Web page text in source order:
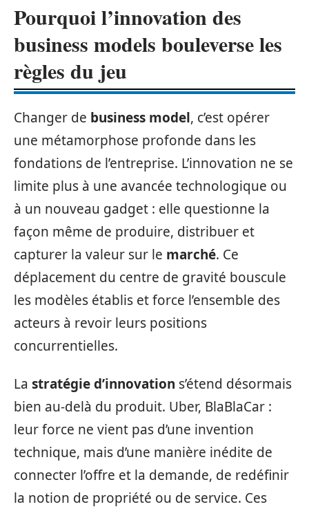
Pourquoi l’innovation des
business models bouleverse les
règles du jeu
Changer de business model, c’est opérer
une métamorphose profonde dans les
fondations de l’entreprise. L’innovation ne se
limite plus à une avancée technologique ou
à un nouveau gadget : elle questionne la
façon même de produire, distribuer et
capturer la valeur sur le marché. Ce
déplacement du centre de gravité bouscule
les modèles établis et force l’ensemble des
acteurs à revoir leurs positions
concurrentielles.
La stratégie d’innovation s’étend désormais
bien au-delà du produit. Uber, BlaBlaCar :
leur force ne vient pas d’une invention
technique, mais d’une manière inédite de
connecter l’offre et la demande, de redéfinir
la notion de propriété ou de service. Ces